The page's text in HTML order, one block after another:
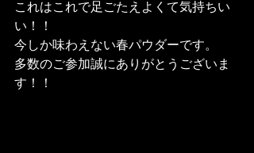
これはこれで足ごたえよくて気持ちい
い！！
今しか味わえない春パウダーです。
多数のご参加誠にありがとうございま
す！！